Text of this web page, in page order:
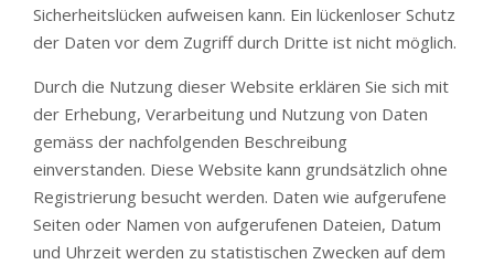
Sicherheitslücken aufweisen kann. Ein lückenloser Schutz
der Daten vor dem Zugriff durch Dritte ist nicht möglich.
Durch die Nutzung dieser Website erklären Sie sich mit
der Erhebung, Verarbeitung und Nutzung von Daten
gemäss der nachfolgenden Beschreibung
einverstanden. Diese Website kann grundsätzlich ohne
Registrierung besucht werden. Daten wie aufgerufene
Seiten oder Namen von aufgerufenen Dateien, Datum
und Uhrzeit werden zu statistischen Zwecken auf dem